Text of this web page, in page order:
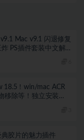
Mac v9.1 闪退修复
PS插件套装中文解
18.5！win/mac ACR
移除等！独立安装
典胶片的魅力插件